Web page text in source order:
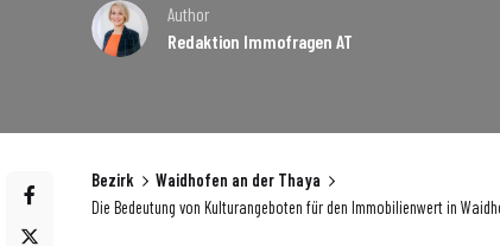
Author
Redaktion Immofragen AT
Bezirk
Waidhofen an der Thaya
Die Bedeutung von Kulturangeboten für den Immobilienwert in